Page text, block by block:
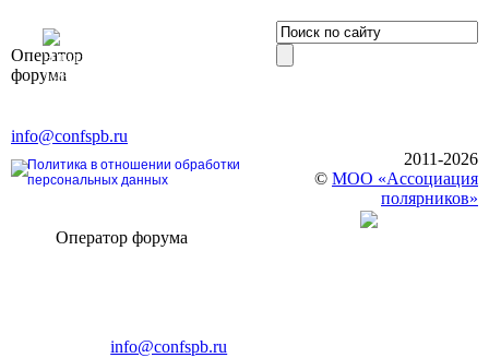
Оператор
форума
Элит»
196191, г. Санкт-Петербург,
info@confspb.ru
Политика в отношении обработки
персональных данных
2011-2026
© МОО «Ассоциация
полярников»
Оператор форума
E-mail:info@confspb.ru